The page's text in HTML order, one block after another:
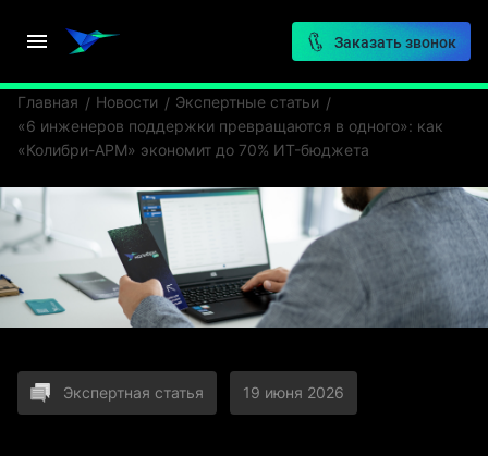
Заказать звонок
Главная Новости
Экспертные статьи
«6 инженеров поддержки превращаются в одного»: как
«Колибри-АРМ» экономит до 70% ИT-бюджета
Экспертная статья 19 июня 2026